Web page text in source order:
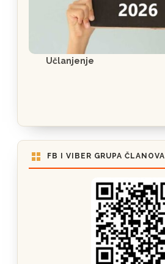
Učlanjenje
FB I VIBER GRUPA ČLANOVA